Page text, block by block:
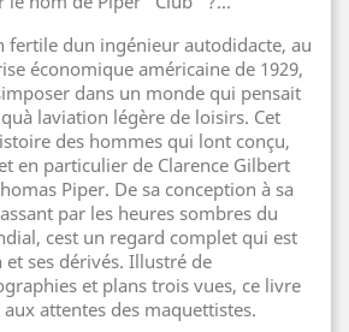
fertile dun ingénieur autodidacte, au
économique américaine de 1929,
dans un monde qui pensait
laviation légère de loisirs. Cet
des hommes qui lont conçu,
en particulier de Clarence Gilbert
Piper. De sa conception à sa
par les heures sombres du
cest un regard complet qui est
ses dérivés. Illustré de
et plans trois vues, ce livre
attentes des maquettistes.